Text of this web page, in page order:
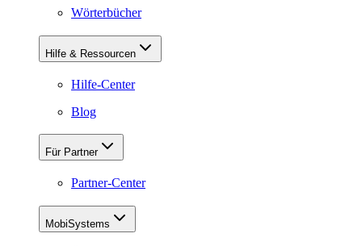
Wörterbücher
Hilfe & Ressourcen
Hilfe-Center
Blog
Für Partner
Partner-Center
MobiSystems